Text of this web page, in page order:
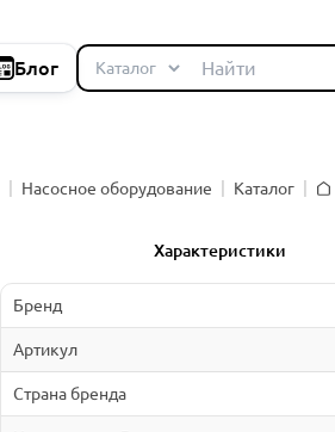
Блог
Насосное оборудование
Каталог
Характеристики
Бренд
Артикул
Страна бренда